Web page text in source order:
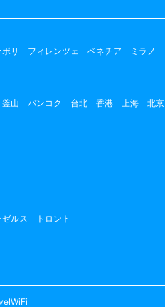
リ フィレンツェ ベネチア ミラノ
釜山 バンコク 台北 香港 上海 北京
ゼルス トロント